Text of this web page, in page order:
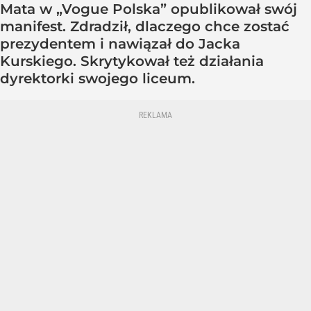
Mata w „Vogue Polska” opublikował swój
manifest. Zdradził, dlaczego chce zostać
prezydentem i nawiązał do Jacka
Kurskiego. Skrytykował też działania
dyrektorki swojego liceum.